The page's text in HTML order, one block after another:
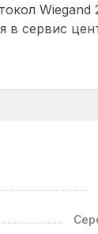
Wiegand
в сервис